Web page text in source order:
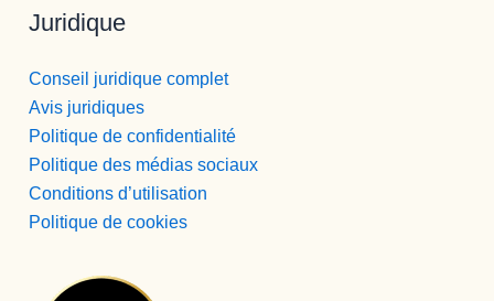
Juridique
Conseil juridique complet
Avis juridiques
Politique de confidentialité
Politique des médias sociaux
Conditions d’utilisation
Politique de cookies